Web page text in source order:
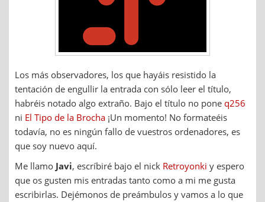
Los más observadores, los que hayáis resistido la
tentación de engullir la entrada con sólo leer el título,
habréis notado algo extraño. Bajo el título no pone q256
ni El Tipo de la Brocha ¡Un momento! No formateéis
todavía, no es ningún fallo de vuestros ordenadores, es
que soy nuevo aquí.
Me llamo Javi, escríbiré bajo el nick Retroyonki y espero
que os gusten mis entradas tanto como a mi me gusta
escribirlas. Dejémonos de preámbulos y vamos a lo que